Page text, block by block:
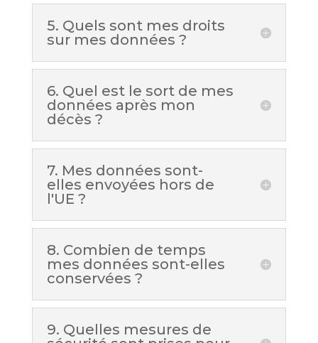
5. Quels sont mes droits
sur mes données ?
6. Quel est le sort de mes
données après mon
décès ?
7. Mes données sont-
elles envoyées hors de
l'UE ?
8. Combien de temps
mes données sont-elles
conservées ?
9. Quelles mesures de